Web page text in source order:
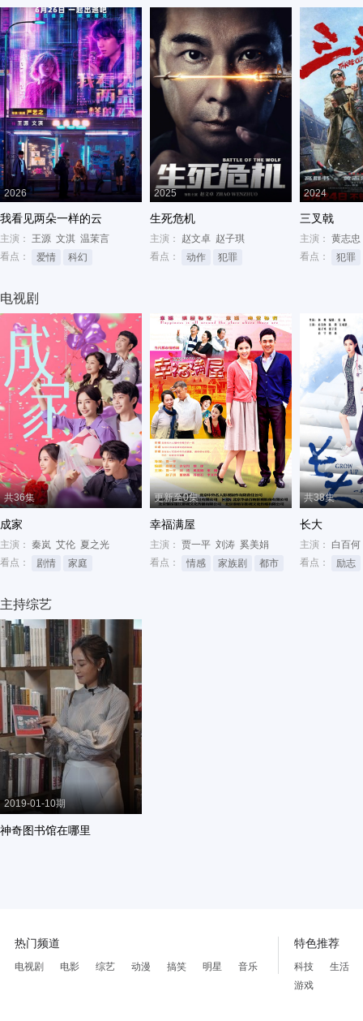
2026
我看见两朵一样的云
主演： 王源 文淇 温茉言
看点：
爱情 科幻
2025
生死危机
主演： 赵文卓 赵子琪
看点：
动作 犯罪
2024
三叉戟
主演： 黄志忠
看点：
犯罪
电视剧
共36集
成家
主演： 秦岚 艾伦 夏之光
看点：
剧情 家庭
更新至0集
幸福满屋
主演： 贾一平 刘涛 奚美娟
看点：
情感 家族剧 都市
共38集
长大
主演： 白百何
看点：
励志
主持综艺
2019-01-10期
神奇图书馆在哪里
热门频道
电视剧 电影 综艺 动漫 搞笑 明星 音乐
特色推荐
科技
生活
游戏